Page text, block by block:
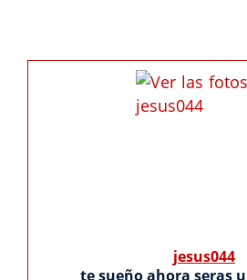
jesus044
te sueño ahora seras